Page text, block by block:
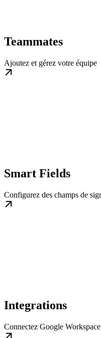
Teammates
Ajoutez et gérez votre équipe
Smart Fields
Configurez des champs de
Integrations
Connectez Google